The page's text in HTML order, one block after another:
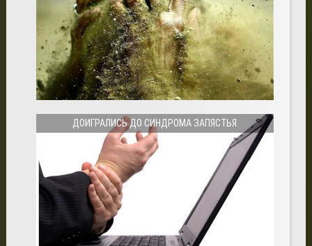
ДОИГРАЛИСЬ ДО СИНДРОМА ЗАПЯСТЬЯ